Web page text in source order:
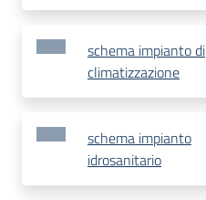
schema impianto di
climatizzazione
schema impianto
idrosanitario